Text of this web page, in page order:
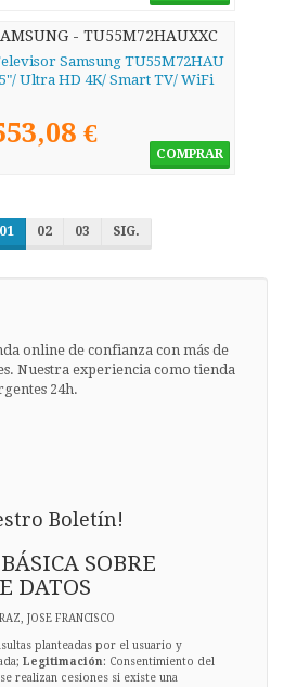
- TU55M72HAUXXC
Samsung TU55M72HAU
Ultra HD 4K/ Smart TV/ WiFi
€
COMPRAR
01 02 03 SIG.
online de confianza con más de
Nuestra experiencia como tienda
24h.
Boletín!
SOBRE
DATOS
JOSE FRANCISCO
planteadas por el usuario y
Legitimación: Consentimiento del
realizan cesiones si existe una